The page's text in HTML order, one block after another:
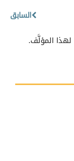
السابق
لهذا المؤلَّف.